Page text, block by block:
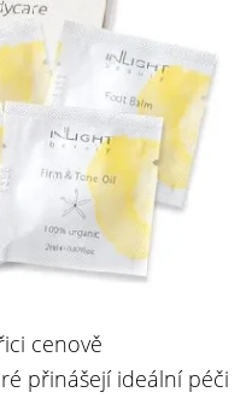
cenově
přinášejí ideální péči